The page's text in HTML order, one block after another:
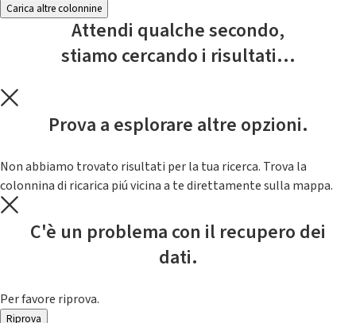
Carica altre colonnine
Attendi qualche secondo,
stiamo cercando i risultati...
Prova a esplorare altre opzioni.
Non abbiamo trovato risultati per la tua ricerca. Trova la
colonnina di ricarica piú vicina a te direttamente sulla mappa.
C'è un problema con il recupero dei
dati.
Per favore riprova.
Riprova